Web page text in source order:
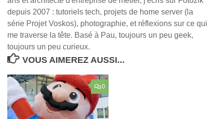
depuis 2007 : tutoriels tech, projets de home server (la
série Projet Voskos), photographie, et réflexions sur ce qui
me traverse la tête. Basé à Pau, toujours un peu geek,
toujours un peu curieux.
VOUS AIMEREZ AUSSI...
0